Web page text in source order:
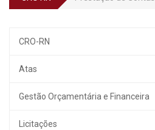
CRO-RN
Atas
Gestão Orçamentária e Financeira
Licitações